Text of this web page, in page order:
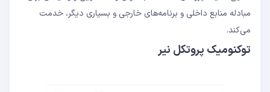
مبادله منابع داخلی و برنامه‌های خارجی و بسیاری دیگر، خدمت
می‌کند.
توکنومیک پروتکل نیر